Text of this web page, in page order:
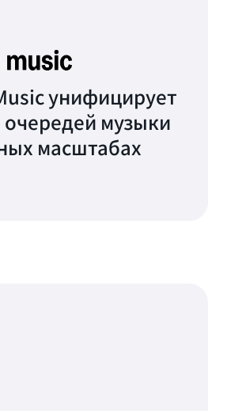
унифицирует
очередей музыки
масштабах